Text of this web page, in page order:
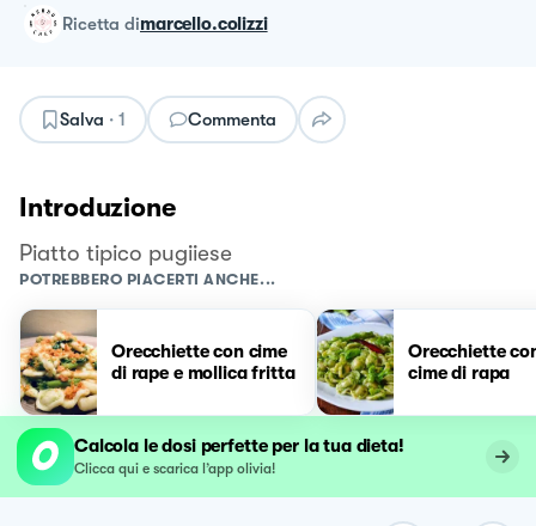
ricetta dimarcello.colizzi
Salva · 1 Commenta
Introduzione
Piatto tipico pugiiese
POTREBBERO PIACERTI ANCHE...
Orecchiette con cime
di rape e mollica fritta
Orecchiette
cime di rapa
Calcola le dosi perfette per la tua dieta!
Clicca qui e scarica l’app olivia!